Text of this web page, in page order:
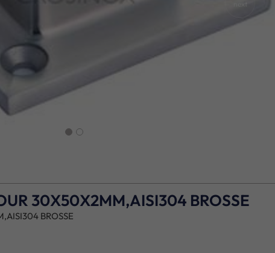
30X50X2MM,AISI304 BROSSE
BROSSE